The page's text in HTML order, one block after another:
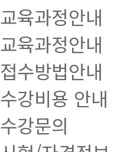
교육과정안내
교육과정안내
접수방법안내
수강비용 안내
수강문의